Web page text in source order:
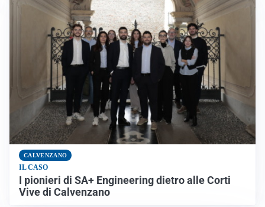
CALVENZANO
IL CASO
I pionieri di SA+ Engineering dietro alle Corti
Vive di Calvenzano